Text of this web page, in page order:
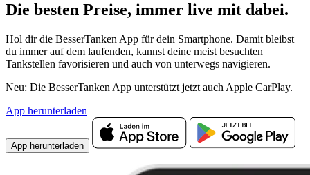
Die besten Preise, immer live mit dabei.
Hol dir die BesserTanken App für dein Smartphone. Damit bleibst
du immer auf dem laufenden, kannst deine meist besuchten
Tankstellen favorisieren und auch von unterwegs navigieren.
Neu: Die BesserTanken App unterstützt jetzt auch Apple CarPlay.
App herunterladen
App herunterladen